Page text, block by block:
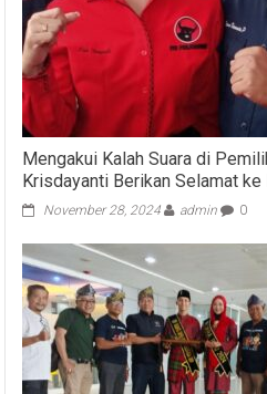
Mengakui Kalah Suara di
Krisdayanti Berikan Selamat
November 28, 2024 admin 0